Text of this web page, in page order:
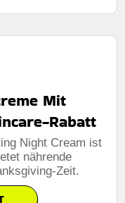
Mit
Rabatt
Night Cream ist
nährende
Zeit.